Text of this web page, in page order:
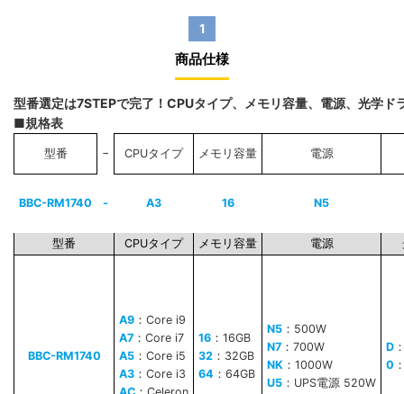
1
商品仕様
型番選定は7STEPで完了！CPUタイプ、メモリ容量、電源、光学
■規格表
型番 − CPUタイプ メモリ容量 電源
BBC-RM1740 - A3 16 N5
型番 CPUタイプ メモリ容量 電源
BBC-RM1740
A9 ：Core i9
A7 ：Core i7
A5 ：Core i5
A3 ：Core i3
16 ：16GB
32 ：32GB
64 ：64GB
N5 ：500W
N7 ：700W
NK ：1000W
U5 ：UPS電源 520W
D
0